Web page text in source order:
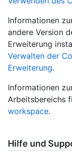
Informationen
andere Version
Erweiterung
Verwalten der
Erweiterung.
Informationen
Arbeitsbereichs
workspace.
Hilfe und